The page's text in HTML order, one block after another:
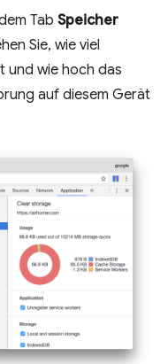
Tab Speicher
Sie, wie viel
und wie hoch das
auf diesem Gerät